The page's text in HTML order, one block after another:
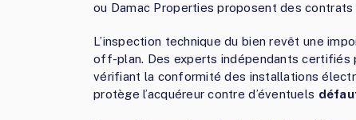
ou Damac Properties proposent des
L’inspection technique du bien revêt une
off-plan. Des experts indépendants
vérifiant la conformité des installations
protège l’acquéreur contre d’éventuels